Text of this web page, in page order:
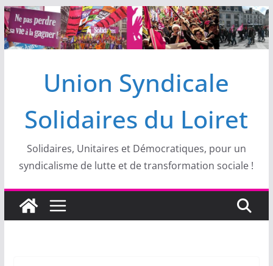
Passer
au
contenu
Union Syndicale
Solidaires du Loiret
Solidaires, Unitaires et Démocratiques, pour un
syndicalisme de lutte et de transformation sociale !